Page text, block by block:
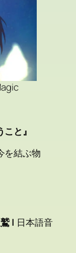
と』
を結ぶ物
| 日本語音